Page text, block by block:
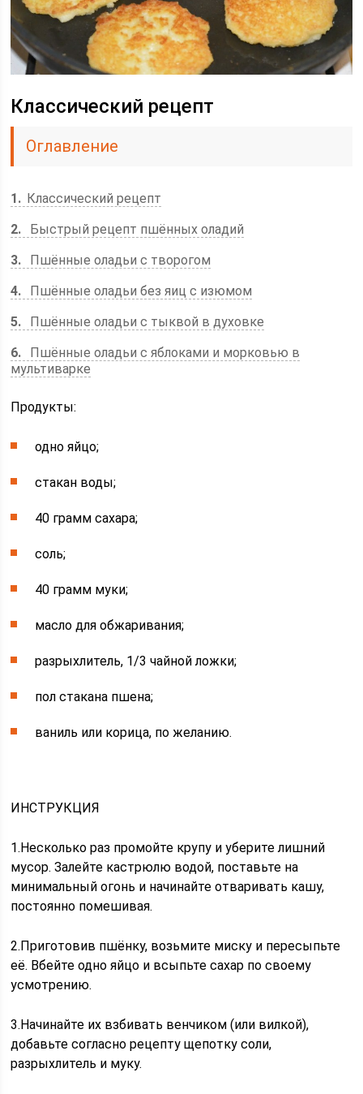
Классический рецепт
Оглавление
1
Классический рецепт
2
Быстрый рецепт пшённых оладий
3
Пшённые оладьи с творогом
4
Пшённые оладьи без яиц с изюмом
5
Пшённые оладьи с тыквой в духовке
6
Пшённые оладьи с яблоками и морковью в
мультиварке
Продукты:
одно яйцо;
стакан воды;
40 грамм сахара;
соль;
40 грамм муки;
масло для обжаривания;
разрыхлитель, 1/3 чайной ложки;
пол стакана пшена;
ваниль или корица, по желанию.
ИНСТРУКЦИЯ
1.Несколько раз промойте крупу и уберите лишний
мусор. Залейте кастрюлю водой, поставьте на
минимальный огонь и начинайте отваривать кашу,
постоянно помешивая.
2.Приготовив пшёнку, возьмите миску и пересыпьте
её. Вбейте одно яйцо и всыпьте сахар по своему
усмотрению.
3.Начинайте их взбивать венчиком (или вилкой),
добавьте согласно рецепту щепотку соли,
разрыхлитель и муку.